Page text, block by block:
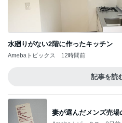
水廻りがない2階に作ったキッチン
Amebaトピックス 12時間前
記事を読
妻が選んだメンズ売場